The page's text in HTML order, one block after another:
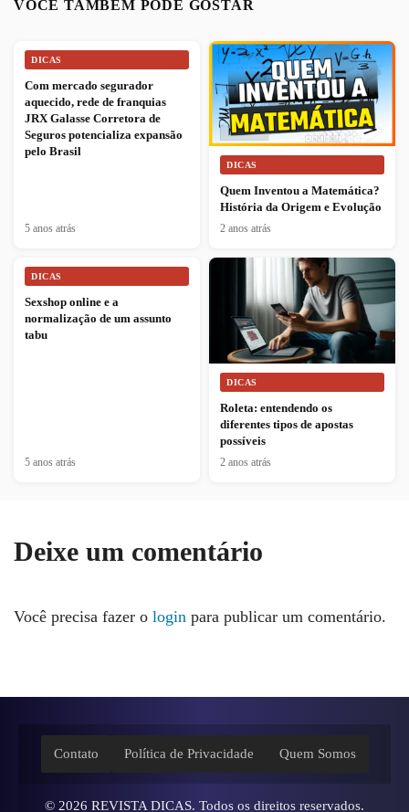
VOCÊ TAMBÉM PODE GOSTAR
DICAS
Com mercado segurador
aquecido, rede de franquias
JRX Galasse Corretora de
Seguros potencializa expansão
pelo Brasil
5 anos atrás
DICAS
Quem Inventou a Matemática?
História da Origem e Evolução
2 anos atrás
DICAS
Sexshop online e a
normalização de um assunto
tabu
5 anos atrás
DICAS
Roleta: entendendo os
diferentes tipos de apostas
possíveis
2 anos atrás
Deixe um comentário
Você precisa fazer o login para publicar um comentário.
Contato Política de Privacidade Quem Somos
© 2026 REVISTA DICAS. Todos os direitos reservados.